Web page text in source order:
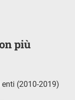
più
(2010-2019)